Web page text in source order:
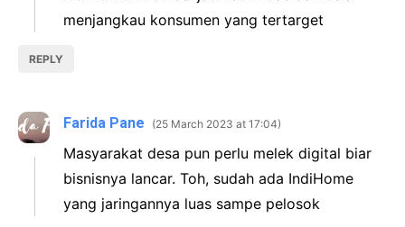
menjangkau konsumen yang tertarget
REPLY
Farida Pane 25 March 2023 at 17:04
Masyarakat desa pun perlu melek digital biar
bisnisnya lancar. Toh, sudah ada IndiHome
yang jaringannya luas sampe pelosok